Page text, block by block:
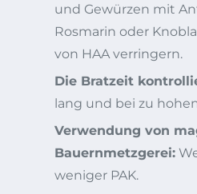
und Gewürzen mit
Rosmarin oder
von HAA verringern.
Die Bratzeit
lang und bei zu
Verwendung von
Bauernmetzgerei:
weniger PAK.